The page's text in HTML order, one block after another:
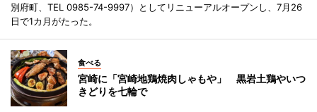
別府町、TEL 0985-74-9997）としてリニューアルオープンし、7月26
日で1カ月がたった。
食べる
宮崎に「宮崎地鶏焼肉しゃもや」 黒岩土鶏やいつ
きどりを七輪で